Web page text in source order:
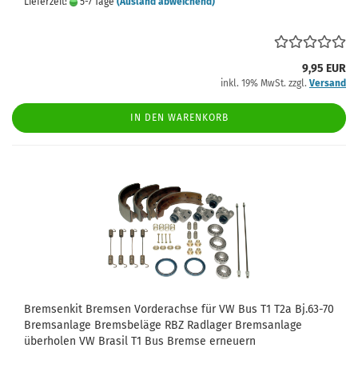
9,95 EUR
inkl. 19% MwSt. zzgl. Versand
IN DEN WARENKORB
Bremsenkit Bremsen Vorderachse für VW Bus T1 T2a Bj.63-70
Bremsanlage Bremsbeläge RBZ Radlager Bremsanlage
überholen VW Brasil T1 Bus Bremse erneuern